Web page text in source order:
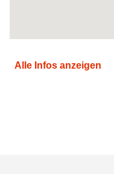
Alle Infos anzeigen